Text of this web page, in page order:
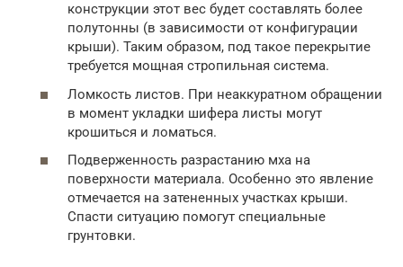
конструкции этот вес будет составлять более
полутонны (в зависимости от конфигурации
крыши). Таким образом, под такое перекрытие
требуется мощная стропильная система.
Ломкость листов. При неаккуратном обращении
в момент укладки шифера листы могут
крошиться и ломаться.
Подверженность разрастанию мха на
поверхности материала. Особенно это явление
отмечается на затененных участках крыши.
Спасти ситуацию помогут специальные
грунтовки.